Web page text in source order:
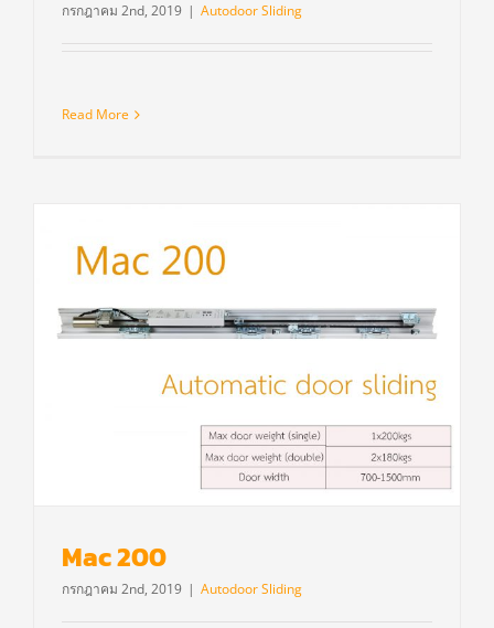
กรกฎาคม 2nd, 2019 | Autodoor Sliding
Read More
Mac 200
กรกฎาคม 2nd, 2019 | Autodoor Sliding